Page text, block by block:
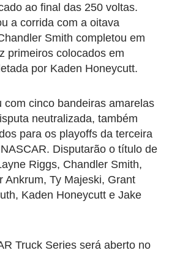
ao final das 250 voltas.
a corrida com a oitava
Smith completou em
primeiros colocados em
por Kaden Honeycutt.
com cinco bandeiras amarelas
neutralizada, também
para os playoffs da terceira
Disputarão o título de
Riggs, Chandler Smith,
Ankrum, Ty Majeski, Grant
Kaden Honeycutt e Jake
Truck Series será aberto no